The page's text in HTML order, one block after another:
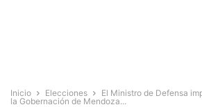
Inicio Elecciones
El Ministro de Defensa
la Gobernación de Mendoza...